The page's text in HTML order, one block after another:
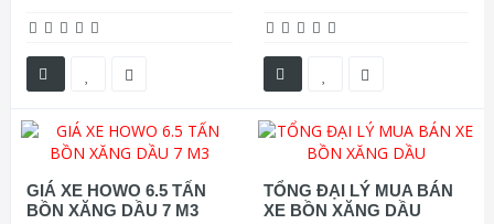
GIÁ XE HOWO 6.5 TẤN
BỒN XĂNG DẦU 7 M3
TỔNG ĐẠI LÝ MUA BÁN
XE BỒN XĂNG DẦU